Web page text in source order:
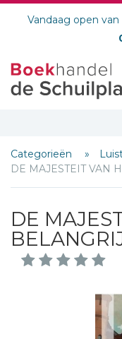
Vandaag open
Categorieën
DE MAJESTEIT VAN
DE
Schrijf hieronder je